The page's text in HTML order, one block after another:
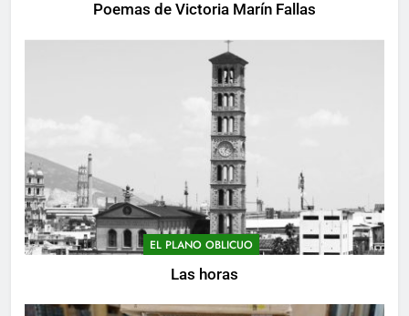
Poemas de Victoria Marín Fallas
EL PLANO OBLICUO
Las horas